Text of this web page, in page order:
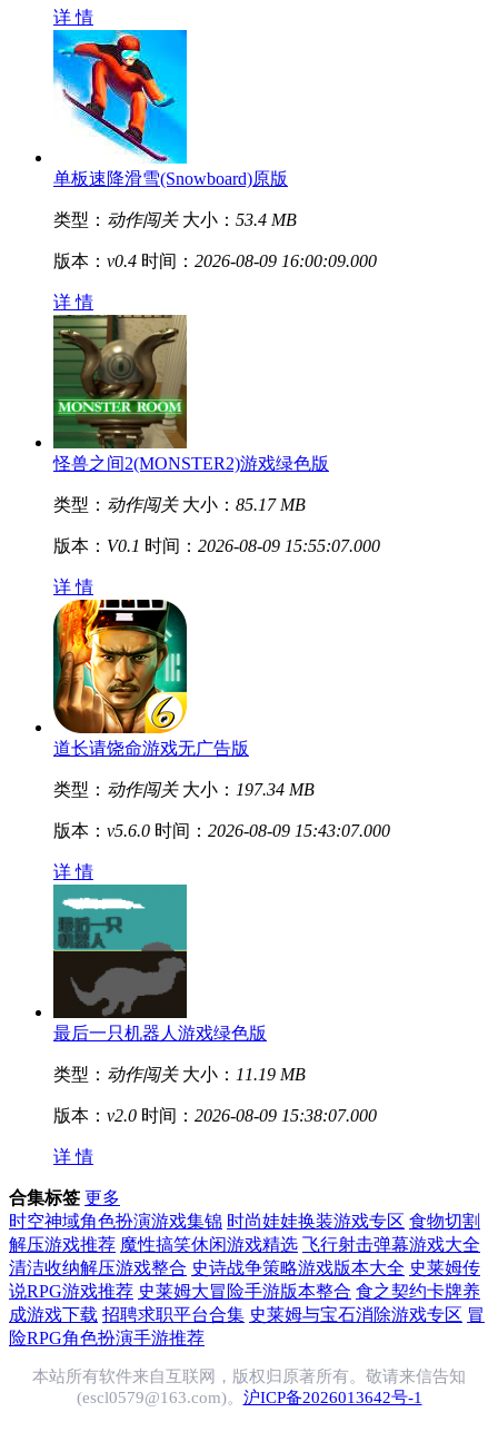
详 情
单板速降滑雪(Snowboard)原版
类型： 动作闯关 大小： 53.4 MB
版本： v0.4 时间： 2026-08-09 16:00:09.000
详 情
怪兽之间2(MONSTER2)游戏绿色版
类型： 动作闯关 大小： 85.17 MB
版本： V0.1 时间： 2026-08-09 15:55:07.000
详 情
道长请饶命游戏无广告版
类型： 动作闯关 大小： 197.34 MB
版本： v5.6.0 时间： 2026-08-09 15:43:07.000
详 情
最后一只机器人游戏绿色版
类型： 动作闯关 大小： 11.19 MB
版本： v2.0 时间： 2026-08-09 15:38:07.000
详 情
合集标签 更多
时空神域角色扮演游戏集锦 时尚娃娃换装游戏专区 食物切割
解压游戏推荐 魔性搞笑休闲游戏精选 飞行射击弹幕游戏大全
清洁收纳解压游戏整合 史诗战争策略游戏版本大全 史莱姆传
说RPG游戏推荐 史莱姆大冒险手游版本整合 食之契约卡牌养
成游戏下载 招聘求职平台合集 史莱姆与宝石消除游戏专区 冒
险RPG角色扮演手游推荐
本站所有软件来自互联网，版权归原著所有。敬请来信告知
(escl0579@163.com)。 沪ICP备2026013642号-1